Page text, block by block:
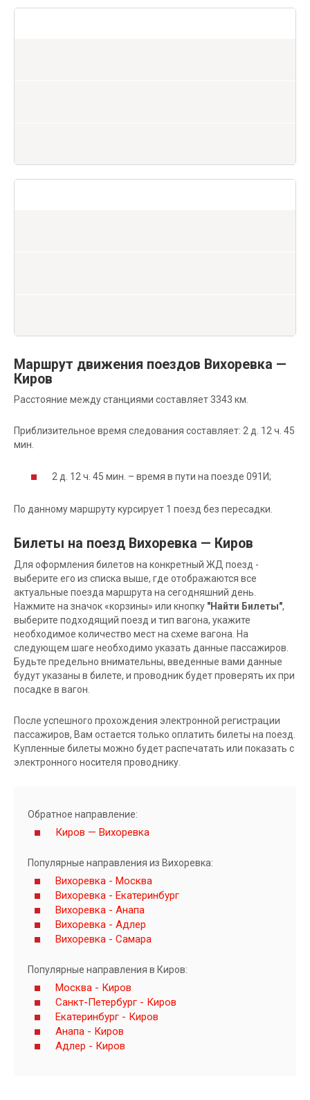
Маршрут движения поездов Вихоревка —
Киров
Расстояние между станциями составляет 3343 км.
Приблизительное время следования составляет: 2 д. 12 ч. 45
мин.
2 д. 12 ч. 45 мин. – время в пути на поезде 091И;
По данному маршруту курсирует 1 поезд без пересадки.
Билеты на поезд Вихоревка — Киров
Для оформления билетов на конкретный ЖД поезд -
выберите его из списка выше, где отображаются все
актуальные поезда маршрута на сегодняшний день.
Нажмите на значок «корзины» или кнопку "Найти Билеты",
выберите подходящий поезд и тип вагона, укажите
необходимое количество мест на схеме вагона. На
следующем шаге необходимо указать данные пассажиров.
Будьте предельно внимательны, введенные вами данные
будут указаны в билете, и проводник будет проверять их при
посадке в вагон.
После успешного прохождения электронной регистрации
пассажиров, Вам остается только оплатить билеты на поезд.
Купленные билеты можно будет распечатать или показать с
электронного носителя проводнику.
Обратное направление:
Киров — Вихоревка
Популярные направления из Вихоревка:
Вихоревка - Москва
Вихоревка - Екатеринбург
Вихоревка - Анапа
Вихоревка - Адлер
Вихоревка - Самара
Популярные направления в Киров:
Москва - Киров
Санкт-Петербург - Киров
Екатеринбург - Киров
Анапа - Киров
Адлер - Киров